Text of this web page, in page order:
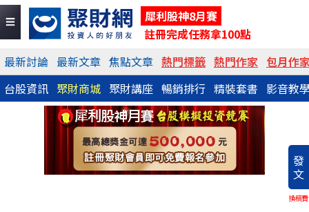
犀利股神8月賽
註冊完成任務拿100點
最新討論 最新文章 焦點文章 熱門標籤 熱門作家 包月作
台股資訊 聚財商城 聚財講座 暢銷排行 精裝套書 影音教
發
文
換稿費